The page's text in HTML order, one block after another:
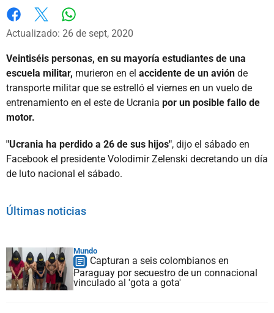
Facebook
X
Actualizado: 26 de sept, 2020
Veintiséis personas, en su mayoría estudiantes de una
escuela militar, murieron en el accidente de un avión de
transporte militar que se estrelló el viernes en un vuelo de
entrenamiento en el este de Ucrania por un posible fallo de
motor.
"Ucrania ha perdido a 26 de sus hijos", dijo el sábado en
Facebook el presidente Volodimir Zelenski decretando un día
de luto nacional el sábado.
Últimas noticias
Mundo
Capturan a seis colombianos en
Paraguay por secuestro de un connacional
vinculado al 'gota a gota'